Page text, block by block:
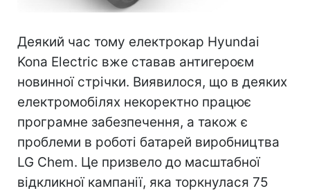
Деякий час тому електрокар Hyundai
Kona Electric вже ставав антигероєм
новинної стрічки. Виявилося, що в деяких
електромобілях некоректно працює
програмне забезпечення, а також є
проблеми в роботі батарей виробництва
LG Chem. Це призвело до масштабної
відкликної кампанії, яка торкнулася 75